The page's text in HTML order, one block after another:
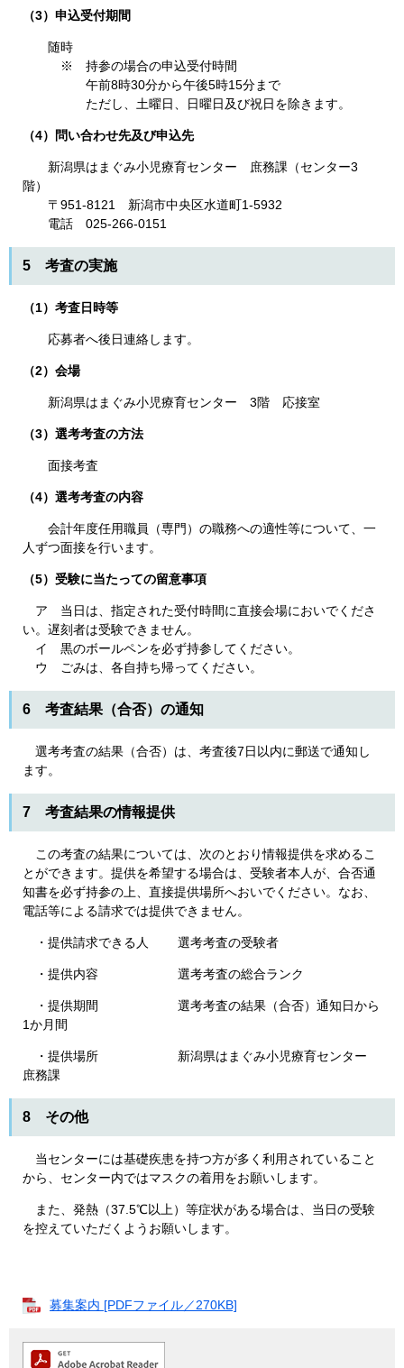
（3）申込受付期間
随時
※ 持参の場合の申込受付時間
午前8時30分から午後5時15分まで
ただし、土曜日、日曜日及び祝日を除きます。
（4）問い合わせ先及び申込先
新潟県はまぐみ小児療育センター 庶務課（センター3
階）
〒951-8121 新潟市中央区水道町1-5932
電話 025-266-0151
5 考査の実施
（1）考査日時等
応募者へ後日連絡します。
（2）会場
新潟県はまぐみ小児療育センター 3階 応接室
（3）選考考査の方法
面接考査
（4）選考考査の内容
会計年度任用職員（専門）の職務への適性等について、一
人ずつ面接を行います。
（5）受験に当たっての留意事項
ア 当日は、指定された受付時間に直接会場においでくださ
い。遅刻者は受験できません。
イ 黒のボールペンを必ず持参してください。
ウ ごみは、各自持ち帰ってください。
6 考査結果（合否）の通知
選考考査の結果（合否）は、考査後7日以内に郵送で通知し
ます。
7 考査結果の情報提供
この考査の結果については、次のとおり情報提供を求めるこ
とができます。提供を希望する場合は、受験者本人が、合否通
知書を必ず持参の上、直接提供場所へおいでください。なお、
電話等による請求では提供できません。
・提供請求できる人 選考考査の受験者
・提供内容 選考考査の総合ランク
・提供期間 選考考査の結果（合否）通知日から
1か月間
・提供場所 新潟県はまぐみ小児療育センター
庶務課
8 その他
当センターには基礎疾患を持つ方が多く利用されていること
から、センター内ではマスクの着用をお願いします。
また、発熱（37.5℃以上）等症状がある場合は、当日の受験
を控えていただくようお願いします。
募集案内 [PDFファイル／270KB]